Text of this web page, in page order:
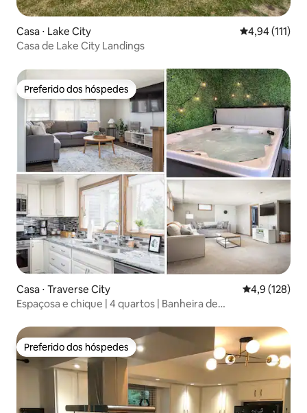
Casa ⋅ Lake City 4,94 de uma
4,94 (111)
Casa de Lake City Landings
Preferido dos hóspedes
Preferido dos hóspedes
Casa ⋅ Traverse City 4,9 de uma
4,9 (128)
Espaçosa e chique | 4 quartos | Banheira de
Preferido dos hóspedes
Preferido dos hóspedes